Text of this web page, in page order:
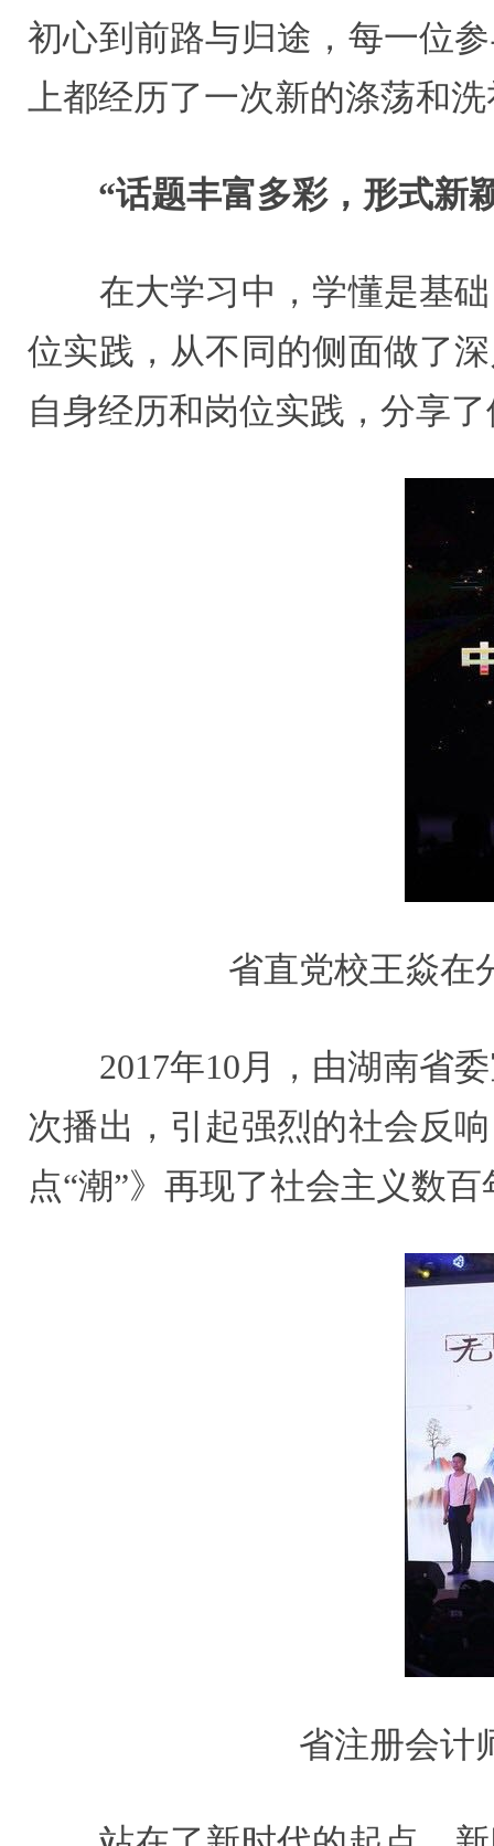
初心到前路与归途，每一位
上都经历了一次新的涤荡和
“话题丰富多彩，形式新
在大学习中，学懂是基础
位实践，从不同的侧面做了
自身经历和岗位实践，分享
省直党校王焱在
2017年10月，由湖南省委
次播出，引起强烈的社会反
点“潮”》再现了社会主义数
省注册会计